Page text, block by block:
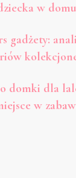
w domu
gadżety:
domki dla
w